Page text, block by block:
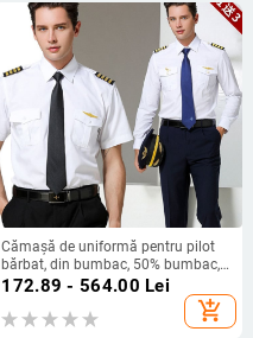
Cămașă de uniformă pentru pilot
bărbat, din bumbac, 50% bumbac,
evacuare umezeală, Vara 2022
172.89 - 564.00 Lei
add_shopping_cart